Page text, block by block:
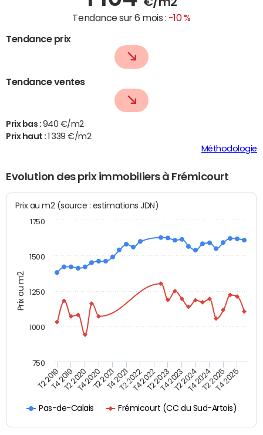
Tendance sur 6 mois : -10 %
Tendance prix
Tendance ventes
Prix bas : 940 €/m2
Prix haut :
1 339 €/m2
Méthodologie
Evolution des prix immobiliers à Frémicourt
Prix au m2
Prix au m2 (source : estimations JDN)
Pas-de-Calais Frémicourt (CC du Sud-Artois)
T2 2019T4 2019T2 2020T4 2020T2 2021T4 2021T2 2022T4 2022T2 2023T4 2023T2 2024T4 2024T2 2025T4 2025
1000
750
1250
1500
1750